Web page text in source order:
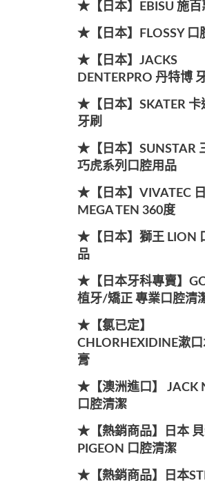
★【日本】EBISU 施百
★【日本】FLOSSY 口
★【日本】JACKS
DENTERPRO 丹特博
★【日本】SKATER 卡
牙刷
★【日本】SUNSTAR
巧虎系列口腔用品
★【日本】VIVATEC
MEGA TEN 360度
★【日本】獅王 LION
品
★【日本牙科專賣】
植牙/矯正 專業口腔清
★【氯已定】
CHLORHEXIDINE漱
膏
★【澳洲進口】 JACK
口腔清潔
★【熱銷商品】日本
PIGEON 口腔清潔
★【熱銷商品】日本